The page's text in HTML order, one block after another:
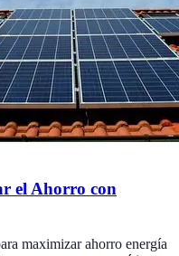
el Ahorro con
maximizar ahorro energía